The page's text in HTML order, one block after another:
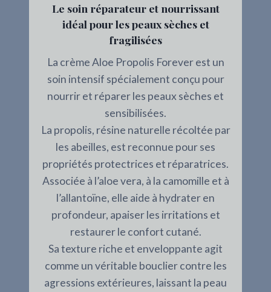
Le soin réparateur et nourrissant
idéal pour les peaux sèches et
fragilisées
La crème Aloe Propolis Forever est un
soin intensif spécialement conçu pour
nourrir et réparer les peaux sèches et
sensibilisées.
La propolis, résine naturelle récoltée par
les abeilles, est reconnue pour ses
propriétés protectrices et réparatrices.
Associée à l’aloe vera, à la camomille et à
l’allantoïne, elle aide à hydrater en
profondeur, apaiser les irritations et
restaurer le confort cutané.
Sa texture riche et enveloppante agit
comme un véritable bouclier contre les
agressions extérieures, laissant la peau